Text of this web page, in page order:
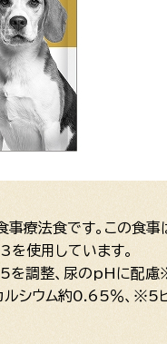
療法食です。この食事
使用しています。
を調整、尿のpHに配
ルシウム約0.65％、